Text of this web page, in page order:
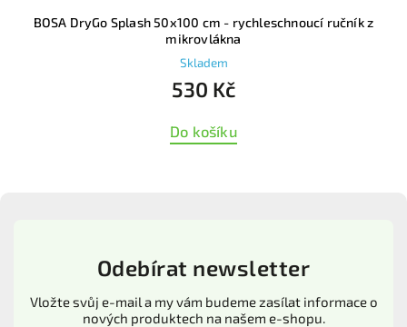
DryGo Splash 50x100 cm - rychleschnoucí ručník z
mikrovlákna
530 Kč
Do košíku
BOSA
Odebírat newsletter
Vložte svůj e-mail a my vám budeme zasílat informace o
nových produktech na našem e-shopu.